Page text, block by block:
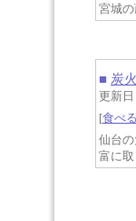
宮城
■ 炭
更新日
[食べ
仙台
富に